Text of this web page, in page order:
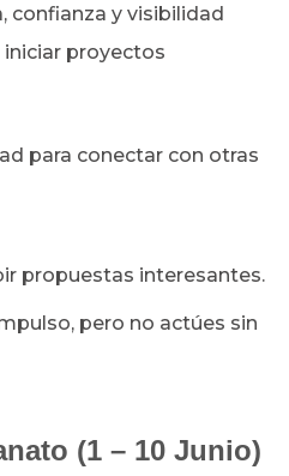
confianza y visibilidad
proyectos
para conectar con otras
propuestas interesantes.
pero no actúes sin
(1 – 10 Junio)